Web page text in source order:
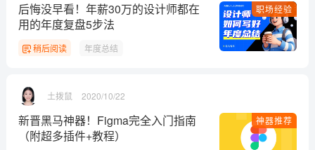
职场经验
后悔没早看！年薪30万的设计师都在
用的年度复盘5步法
稍后阅读 年度总结
土拨鼠 2020/10/22
神器推荐
新晋黑马神器！Figma完全入门指南
（附超多插件+教程）